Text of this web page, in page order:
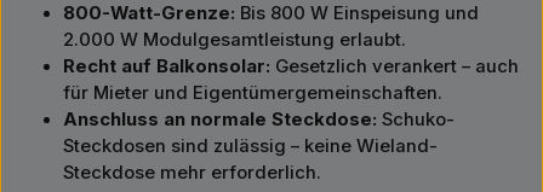
800-Watt-Grenze: Bis 800 W Einspeisung und
2.000 W Modulgesamtleistung erlaubt.
Recht auf Balkonsolar: Gesetzlich verankert – auch
für Mieter und Eigentümergemeinschaften.
Anschluss an normale Steckdose: Schuko-
Steckdosen sind zulässig – keine Wieland-
Steckdose mehr erforderlich.